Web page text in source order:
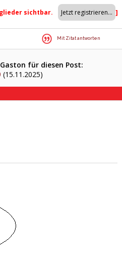
sichtbar. ]
Mit Zitat antworten
für diesen Post:
(15.11.2025)